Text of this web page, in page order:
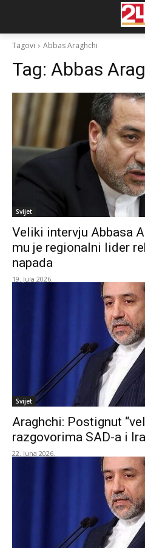
Tagovi Abbas Araghchi
Tag: Abbas
Svijet
Veliki intervju Abbasa
mu je regionalni lider
napada
19. Jula 2026.
Svijet
Araghchi: Postignut
razgovorima SAD-a i
22. Juna 2026.